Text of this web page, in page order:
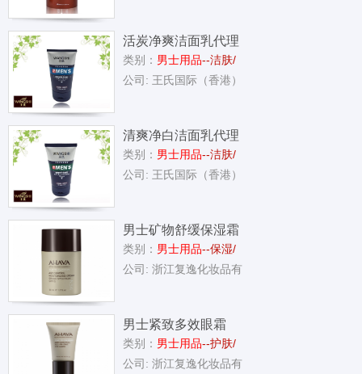
活炭净爽洁面乳代理
批发
类别： 男士用品--洁肤/
公司: 王氏国际（香港）
清爽净白洁面乳代理
批发
类别： 男士用品--洁肤/
公司: 王氏国际（香港）
男士矿物舒缓保湿霜
SPF25
类别： 男士用品--保湿/
公司: 浙江复逸化妆品有
男士紧致多效眼霜
类别： 男士用品--护肤/
公司: 浙江复逸化妆品有